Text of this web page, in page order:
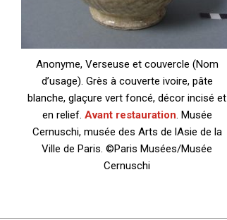
Anonyme, Verseuse et couvercle (Nom
d’usage). Grès à couverte ivoire, pâte
blanche, glaçure vert foncé, décor incisé et
en relief. Avant restauration. Musée
Cernuschi, musée des Arts de lAsie de la
Ville de Paris. ©Paris Musées/Musée
Cernuschi